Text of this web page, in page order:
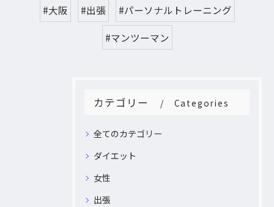
#大阪 #出張 #パーソナルトレーニング
#マンツーマン
カテゴリー Categories
全てのカテゴリー
ダイエット
女性
出張